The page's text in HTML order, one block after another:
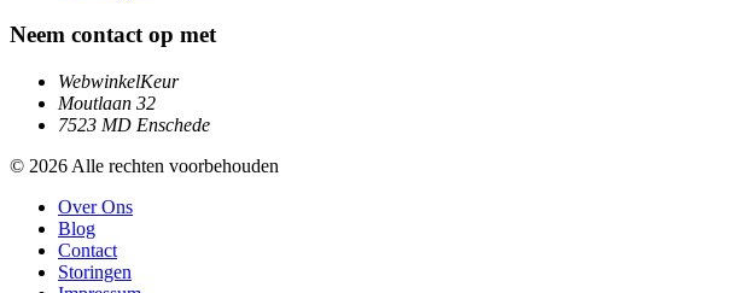
Neem contact op met
WebwinkelKeur
Moutlaan 32
7523 MD Enschede
© 2026 Alle rechten voorbehouden
Over Ons
Blog
Contact
Storingen